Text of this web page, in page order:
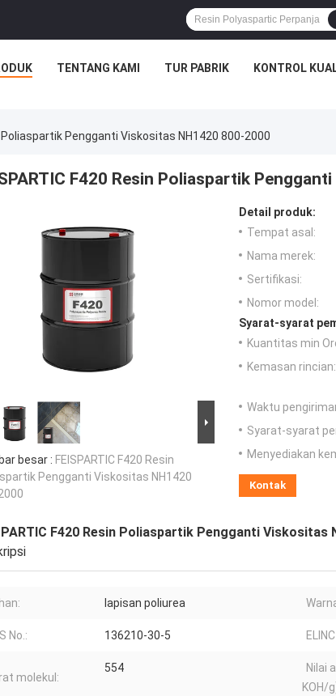
TENTANG KAMI TUR PABRIK KONTROL
Poliaspartik Pengganti Viskositas NH1420 800-2000
F420 Resin Poliaspartik
besar : FEISPARTIC F420 Resin
Pengganti Viskositas NH1420
Detail produk:
Tempat asal:
Nama merek:
Sertifikasi:
Nomor model:
Syarat-syarat
Kuantitas min
Kemasan rincian:
Waktu
Syarat-syarat
Menyediakan
Kontak
F420 Resin Poliaspartik Pengganti Viskositas
lapisan poliurea
No.: 136210-30-5
molekul:
554
Nilai
KOH/